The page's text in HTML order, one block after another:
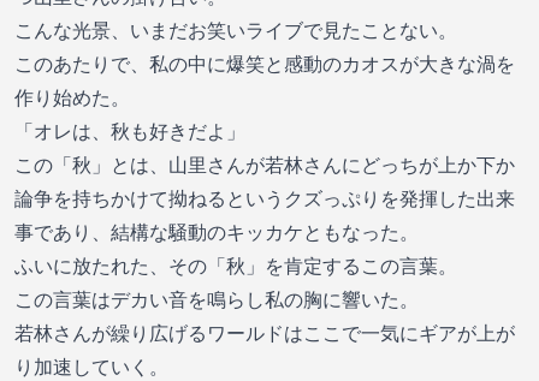
こんな光景、いまだお笑いライブで見たことない。
このあたりで、私の中に爆笑と感動のカオスが大きな渦を
作り始めた。
「オレは、秋も好きだよ」
この「秋」とは、山里さんが若林さんにどっちが上か下か
論争を持ちかけて拗ねるというクズっぷりを発揮した出来
事であり、結構な騒動のキッカケともなった。
ふいに放たれた、その「秋」を肯定するこの言葉。
この言葉はデカい音を鳴らし私の胸に響いた。
若林さんが繰り広げるワールドはここで一気にギアが上が
り加速していく。